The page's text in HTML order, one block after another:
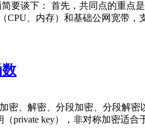
谈下： 首先，共同点的重点
、内存）和基础公网宽带
、解密、分段加密、分段解
private key），非对称加密适